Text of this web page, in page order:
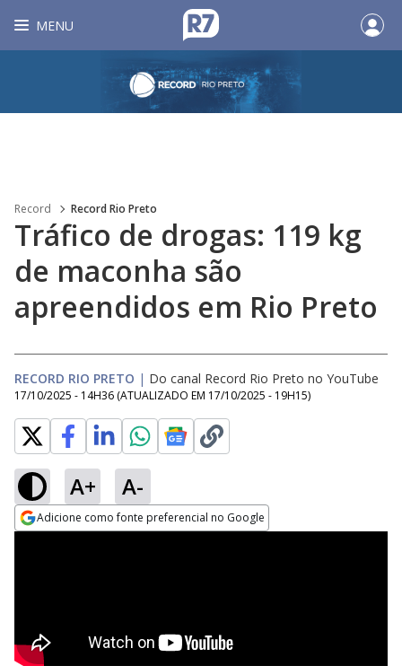
MENU
Record Record Rio Preto
Tráfico de drogas: 119 kg
de maconha são
apreendidos em Rio Preto
RECORD RIO PRETO | Do canal Record Rio Preto no YouTube
17/10/2025 - 14H36 (ATUALIZADO EM 17/10/2025 - 19H15)
A+ A-
Adicione como fonte preferencial no Google